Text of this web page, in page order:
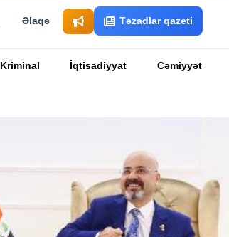
Əlaqə Təzadlar qazeti
Kriminal İqtisadiyyat Cəmiyyət